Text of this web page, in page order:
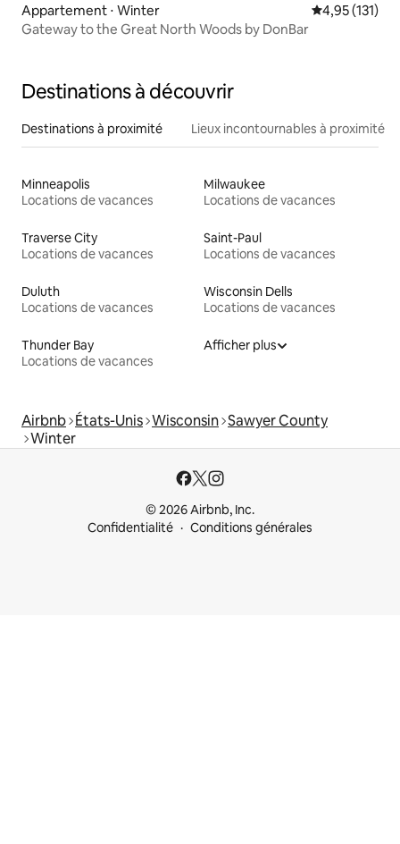
Appartement ⋅ Winter Évaluation
4,95 (131)
Gateway to the Great North Woods by DonBar
Destinations à découvrir
Destinations à proximité Lieux incontournables à proximité
Minneapolis
Locations de vacances
Milwaukee
Locations de vacances
Traverse City
Locations de vacances
Saint-Paul
Locations de vacances
Duluth
Locations de vacances
Wisconsin Dells
Locations de vacances
Thunder Bay
Locations de vacances
Afficher plus
Airbnb États-Unis Wisconsin Sawyer County
Winter
© 2026 Airbnb, Inc.
Confidentialité
Conditions générales